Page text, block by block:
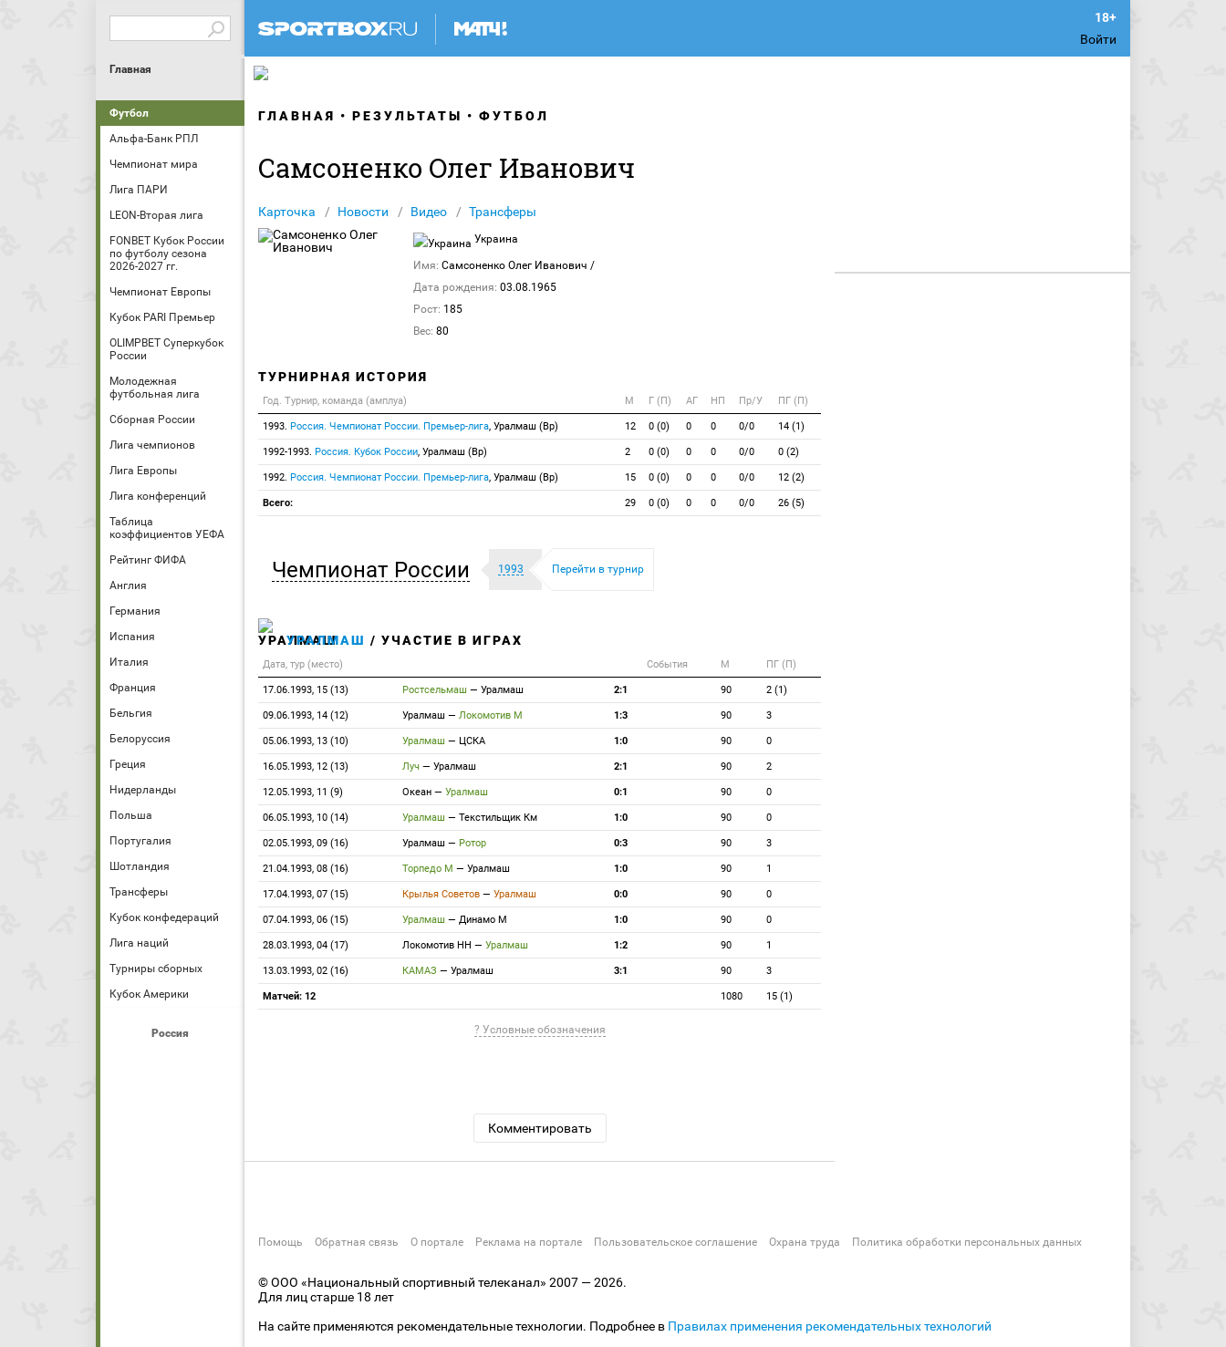
Войти
Главная
Футбол
Альфа-Банк РПЛ
Чемпионат мира
Лига ПАРИ
LEON-Вторая лига
FONBET Кубок России
по футболу сезона
2026-2027 гг.
Чемпионат Европы
Кубок PARI Премьер
OLIMPBET Суперкубок
России
Молодежная
футбольная лига
Сборная России
Лига чемпионов
Лига Европы
Лига конференций
Таблица
коэффициентов УЕФА
Рейтинг ФИФА
Англия
Германия
Испания
Италия
Франция
Бельгия
Белоруссия
Греция
Нидерланды
Польша
Португалия
Шотландия
Трансферы
Кубок конфедераций
Лига наций
Турниры сборных
Кубок Америки
Россия
ГЛАВНАЯ РЕЗУЛЬТАТЫ ФУТБОЛ
Самсоненко Олег Иванович
Карточка Новости Видео Трансферы
Украина
Имя: Самсоненко Олег Иванович /
Дата рождения: 03.08.1965
Рост: 185
Вес: 80
ТУРНИРНАЯ ИСТОРИЯ
Год. Турнир, команда (амплуа) М Г (П) АГ НП Пр/У ПГ (П)
1993. Россия. Чемпионат России. Премьер-лига, Уралмаш (Вр) 12 0 (0) 0 0 0/0 14 (1)
1992-1993. Россия. Кубок России, Уралмаш (Вр) 2 0 (0) 0 0 0/0 0 (2)
1992. Россия. Чемпионат России. Премьер-лига, Уралмаш (Вр) 15 0 (0) 0 0 0/0 12 (2)
Всего: 29 0 (0) 0 0 0/0 26 (5)
Чемпионат России 1993 Перейти в турнир
УРАЛМАШ / УЧАСТИЕ В ИГРАХ
Дата, тур (место) События М ПГ (П)
17.06.1993, 15 (13) Ростсельмаш — Уралмаш 2:1 90 2 (1)
09.06.1993, 14 (12) Уралмаш — Локомотив М 1:3 90 3
05.06.1993, 13 (10) Уралмаш — ЦСКА 1:0 90 0
16.05.1993, 12 (13) Луч — Уралмаш 2:1 90 2
12.05.1993, 11 (9) Океан — Уралмаш 0:1 90 0
06.05.1993, 10 (14) Уралмаш — Текстильщик Км 1:0 90 0
02.05.1993, 09 (16) Уралмаш — Ротор 0:3 90 3
21.04.1993, 08 (16) Торпедо М — Уралмаш 1:0 90 1
17.04.1993, 07 (15) Крылья Советов — Уралмаш 0:0 90 0
07.04.1993, 06 (15) Уралмаш — Динамо М 1:0 90 0
28.03.1993, 04 (17) Локомотив НН — Уралмаш 1:2 90 1
13.03.1993, 02 (16) КАМАЗ — Уралмаш 3:1 90 3
Матчей: 12 1080 15 (1)
? Условные обозначения
Комментировать
Помощь Обратная связь О портале Реклама на портале Пользовательское соглашение Охрана труда Политика обработки персональных данных
© ООО «Национальный спортивный телеканал» 2007 — 2026.
Для лиц старше 18 лет
На сайте применяются рекомендательные технологии. Подробнее в Правилах применения рекомендательных технологий